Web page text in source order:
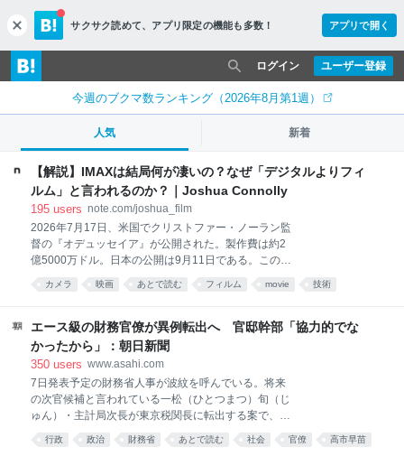
c
l
o
s
サクサク読めて、 アプリ限定の機能も多数！ アプリで開く
ユーザー登録
ログイン
今週のブクマ数ランキング（2026年8月第1週）
人気 新着
【解説】IMAXは結局何が凄いの？なぜ「デジタルよりフィ
ルム」と言われるのか？｜Joshua Connolly
195 users note.com/joshua_film
2026年7月17日、米国でクリストファー・ノーラン監
督の『オデュッセイア』が公開された。製作費は約2
億5000万ドル。日本の公開は9月11日である。この映
画には、映画史上「初」の肩書きがひとつ付いてい
る。全編がIMAXフィルムカメラで撮影された、史上最
う技術が衆人の元でデビューしたのは1970年、大阪万
博の富士グループパビリオンだったというのはご存知
だろうか。そこで上映された『Tiger Child』が世界初
た、しかもフィルムという過去の技術が、2026年のい
ま、業界最高額クラスの超大作を丸ごと任されてい
る。スマホですら8K動画が撮れる時代に、なぜだろう
か？ 思えば、「大作を観るならやっぱりIMAXで」と
カメラ 映画 あとで読む フィルム movie 技術
エース級の財務官僚が異例転出へ 官邸幹部「協力的でな
かったから」：朝日新聞
350 users www.asahi.com
7日発表予定の財務省人事が波紋を呼んでいる。将来
の次官候補と言われている一松（ひとつまつ）旬（じ
ゅん）・主計局次長が東京税関長に転出する案で、エ
ース級の財務官僚がこのポストに就くのは異例。消費
減税な…
行政 政治 財務省 あとで読む 社会 官僚 高市早苗